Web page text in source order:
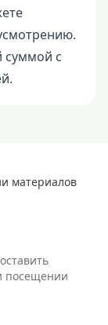
суммой с
материалов
посещении